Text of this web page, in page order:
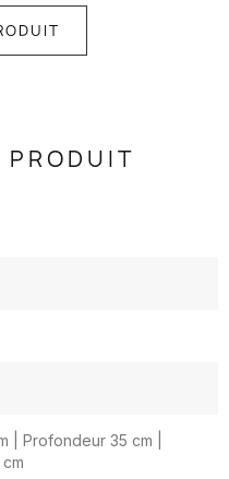
| Profondeur 35 cm |